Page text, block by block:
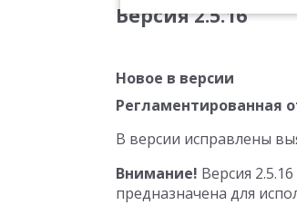
Версия 2.5.16
Новое в версии
Регламентированная
В версии исправлены
Внимание! Версия
предназначена для